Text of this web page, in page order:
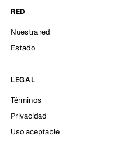
RED
Nuestra red
Estado
LEGAL
Términos
Privacidad
Uso aceptable